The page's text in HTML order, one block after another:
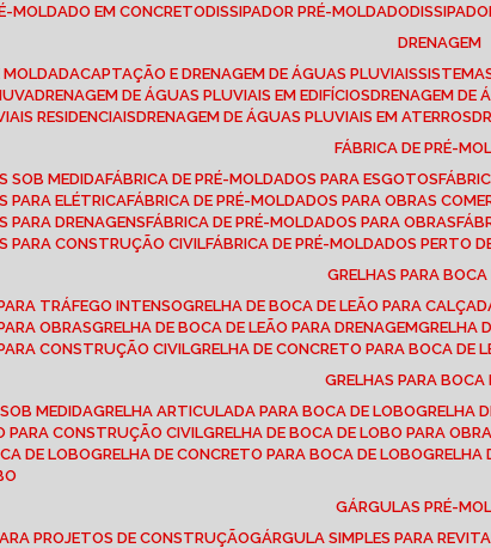
MOLDADO EM CONCRETO DISSIPADOR PRÉ-MOLDADO
DRENAGEM
MOLDADA
CAPTAÇÃO E DRENAGEM DE ÁGUAS PLUVIAIS
DRENAGEM DE ÁGUAS PLUVIAIS EM EDIFÍCIOS DRENAGEM
RESIDENCIAIS DRENAGEM DE ÁGUAS PLUVIAIS EM ATERROS
FÁBRICA DE PRÉ-
SOB MEDIDA FÁBRICA DE PRÉ-MOLDADOS PARA ESGOTOS
PARA ELÉTRICA FÁBRICA DE PRÉ-MOLDADOS PARA OBRAS
PARA DRENAGENS FÁBRICA DE PRÉ-MOLDADOS PARA OBRAS
PARA CONSTRUÇÃO CIVIL FÁBRICA DE PRÉ-MOLDADOS PERTO
GRELHAS PARA
TRÁFEGO INTENSO
GRELHA DE BOCA DE LEÃO PARA
OBRAS
GRELHA DE BOCA DE LEÃO PARA DRENAGEM
CONSTRUÇÃO CIVIL
GRELHA DE CONCRETO PARA BOCA DE
GRELHAS PARA
SOB MEDIDA
GRELHA ARTICULADA PARA BOCA DE LOBO
GRELHA
PARA CONSTRUÇÃO CIVIL
GRELHA DE BOCA DE LOBO PARA
DE LOBO
GRELHA DE CONCRETO PARA BOCA DE LOBO
GÁRGULAS PRÉ-
PROJETOS DE CONSTRUÇÃO
GÁRGULA SIMPLES PARA